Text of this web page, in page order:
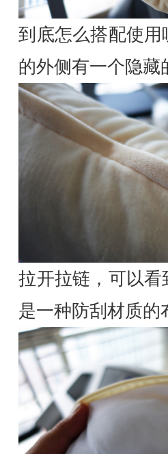
到底怎么搭配使
的外侧有一个隐藏
拉开拉链，可以看
是一种防刮材质的